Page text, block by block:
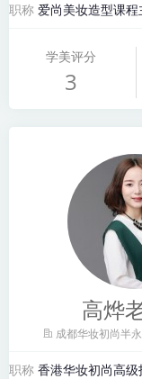
职称 爱尚美妆造型课
学美评分
3
高烨
成都华妆初尚半
职称 香港华妆初尚高